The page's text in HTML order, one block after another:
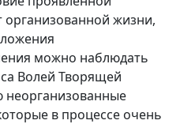
организованной жизни,
можно наблюдать
Волей Творящей
неорганизованные
в процессе очень